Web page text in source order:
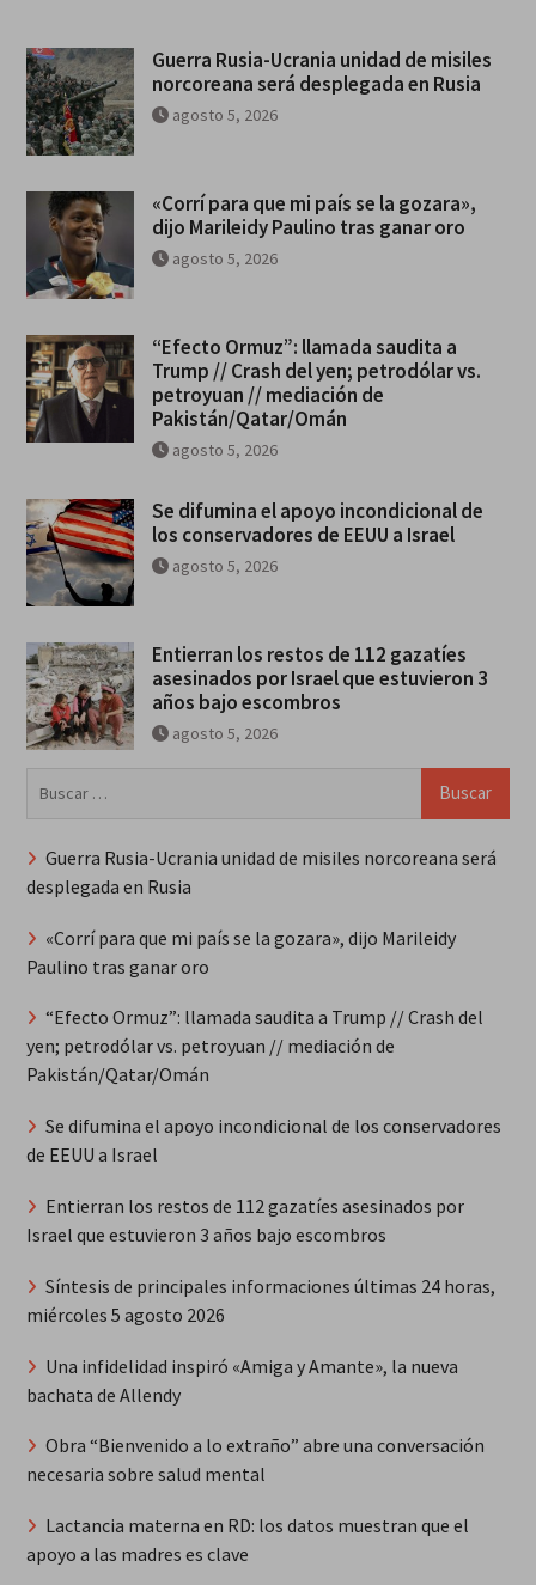
Guerra Rusia-Ucrania unidad de misiles
norcoreana será desplegada en Rusia
agosto 5, 2026
«Corrí para que mi país se la gozara»,
dijo Marileidy Paulino tras ganar oro
agosto 5, 2026
“Efecto Ormuz”: llamada saudita a
Trump // Crash del yen; petrodólar vs.
petroyuan // mediación de
Pakistán/Qatar/Omán
agosto 5, 2026
Se difumina el apoyo incondicional de
los conservadores de EEUU a Israel
agosto 5, 2026
Entierran los restos de 112 gazatíes
asesinados por Israel que estuvieron 3
años bajo escombros
agosto 5, 2026
Guerra Rusia-Ucrania unidad de misiles norcoreana será
desplegada en Rusia
«Corrí para que mi país se la gozara», dijo Marileidy
Paulino tras ganar oro
“Efecto Ormuz”: llamada saudita a Trump // Crash del
yen; petrodólar vs. petroyuan // mediación de
Pakistán/Qatar/Omán
Se difumina el apoyo incondicional de los conservadores
de EEUU a Israel
Entierran los restos de 112 gazatíes asesinados por
Israel que estuvieron 3 años bajo escombros
Síntesis de principales informaciones últimas 24 horas,
miércoles 5 agosto 2026
Una infidelidad inspiró «Amiga y Amante», la nueva
bachata de Allendy
Obra “Bienvenido a lo extraño” abre una conversación
necesaria sobre salud mental
Lactancia materna en RD: los datos muestran que el
apoyo a las madres es clave